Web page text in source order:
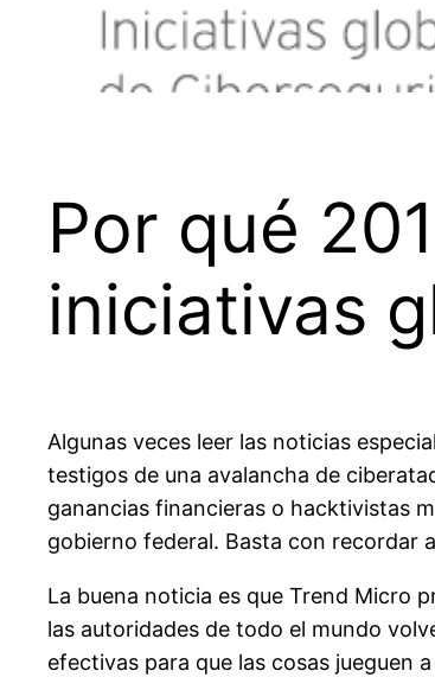
Por qué
iniciativas
Algunas veces leer las noticias
testigos de una avalancha de
ganancias financieras o hacktivistas
gobierno federal. Basta con recordar
La buena noticia es que Trend Micro
las autoridades de todo el mundo
efectivas para que las cosas jueguen